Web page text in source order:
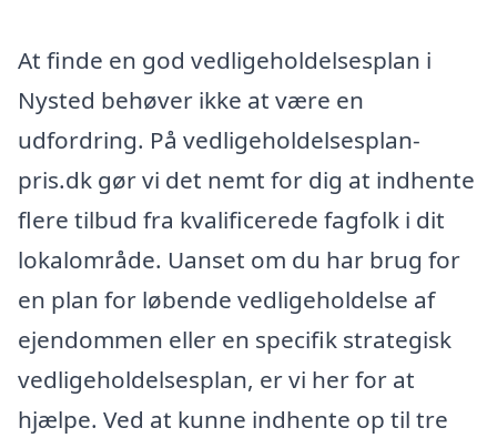
At finde en god vedligeholdelsesplan i
Nysted behøver ikke at være en
udfordring. På vedligeholdelsesplan-
pris.dk gør vi det nemt for dig at indhente
flere tilbud fra kvalificerede fagfolk i dit
lokalområde. Uanset om du har brug for
en plan for løbende vedligeholdelse af
ejendommen eller en specifik strategisk
vedligeholdelsesplan, er vi her for at
hjælpe. Ved at kunne indhente op til tre